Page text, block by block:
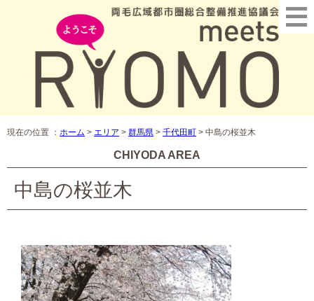
現在の位置 ： ホーム > エリア > 群馬県 > 千代田町 > 中島の桜並木
CHIYODA AREA
中島の桜並木